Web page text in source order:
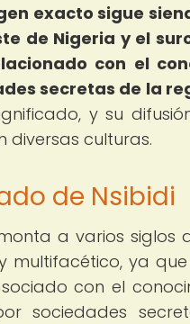
exacto sigue
de Nigeria y el
con el
secretas de la
y su
diversas culturas.
de Nsibidi
a varios
multifacético, ya
con el
sociedades